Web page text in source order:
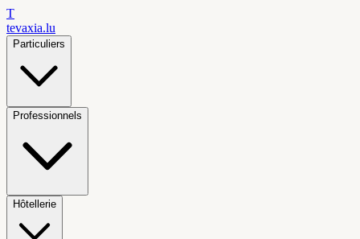
T
tevaxia.lu
Particuliers
Professionnels
Hôtellerie